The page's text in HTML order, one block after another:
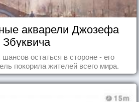
акварели Джозефа
Збуквича
остаться в стороне - его
покорила жителей всего мира.